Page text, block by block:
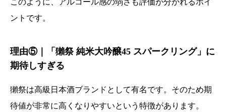
ントです。
理由⑤｜「獺祭 純米大吟醸45 スパークリング」に
期待しすぎる
獺祭は高級日本酒ブランドとして有名です。そのため期
待値が非常に高くなりやすいという特徴があります。